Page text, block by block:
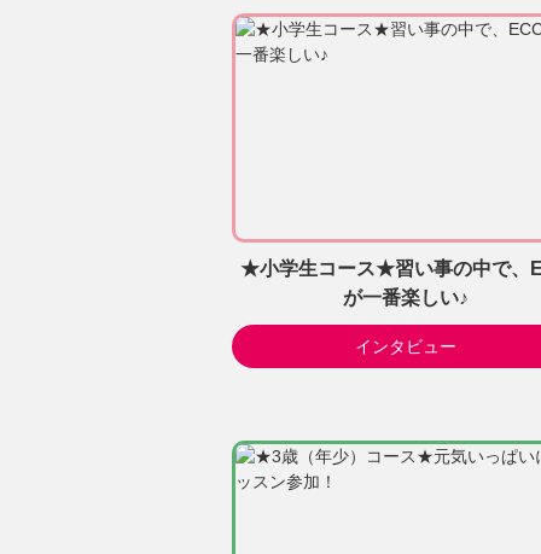
★小学生コース★習い事の中で、
が一番楽しい♪
インタビュー